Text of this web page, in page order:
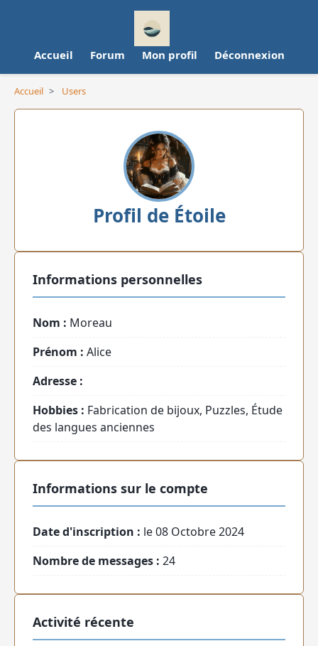
Accueil Forum Mon profil Déconnexion
Accueil > Users
Profil de Étoile
Informations personnelles
Nom : Moreau
Prénom : Alice
Adresse :
Hobbies : Fabrication de bijoux, Puzzles, Étude
des langues anciennes
Informations sur le compte
Date d'inscription : le 08 Octobre 2024
Nombre de messages : 24
Activité récente